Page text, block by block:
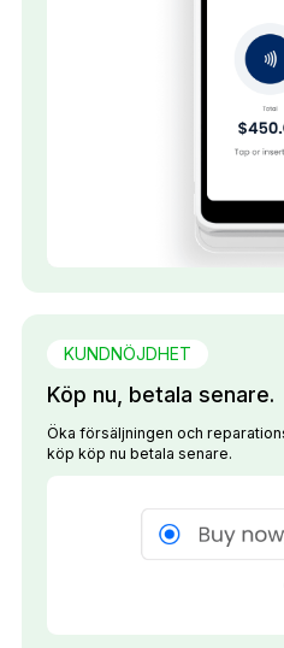
KUNDNÖJDHET
Köp nu, betala senare.
Öka försäljningen och
köp köp nu betala senare.